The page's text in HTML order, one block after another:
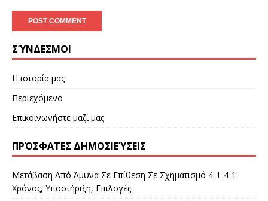
ΣΎΝΔΕΣΜΟΙ
Η ιστορία μας
Περιεχόμενο
Επικοινωνήστε μαζί μας
ΠΡΌΣΦΑΤΕΣ ΔΗΜΟΣΙΕΎΣΕΙΣ
Μετάβαση Από Άμυνα Σε Επίθεση Σε Σχηματισμό 4-1-4-1:
Χρόνος, Υποστήριξη, Επιλογές